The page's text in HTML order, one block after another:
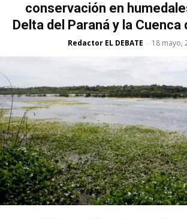
conservación en
Delta del Paraná y la Cuenca
Redactor EL DEBATE - 18 mayo,